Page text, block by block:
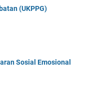
(UKPPG)
Sosial Emosional